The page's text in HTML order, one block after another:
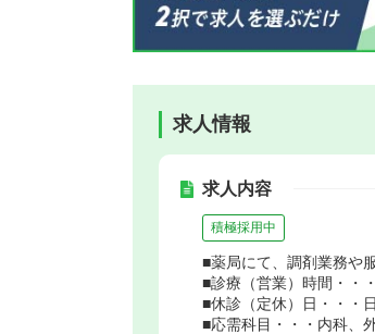
求人情報
求人内容
積極採用中
■薬局にて、調剤業務や
■診療（営業）時間・・
■休診（定休）日・・・
■応需科目・・・内科、